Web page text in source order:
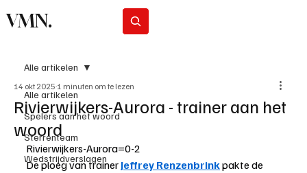
VMN.
Alle artikelen
Spelers aan het woord
Sterrenteam
Wedstrijdverslagen
Alle artikelen
Rivierwijkers-Aurora - trainer aan het
woord
14 okt 2025 1 minuten om te lezen
Rivierwijkers-Aurora=0-2
De ploeg van trainer Jeffrey Renzenbrink pakte de